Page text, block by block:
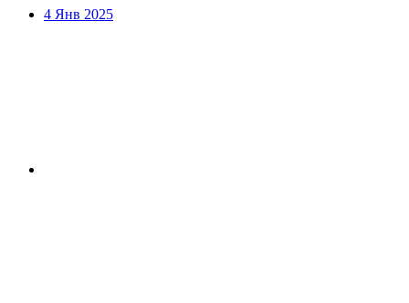
4 Янв 2025